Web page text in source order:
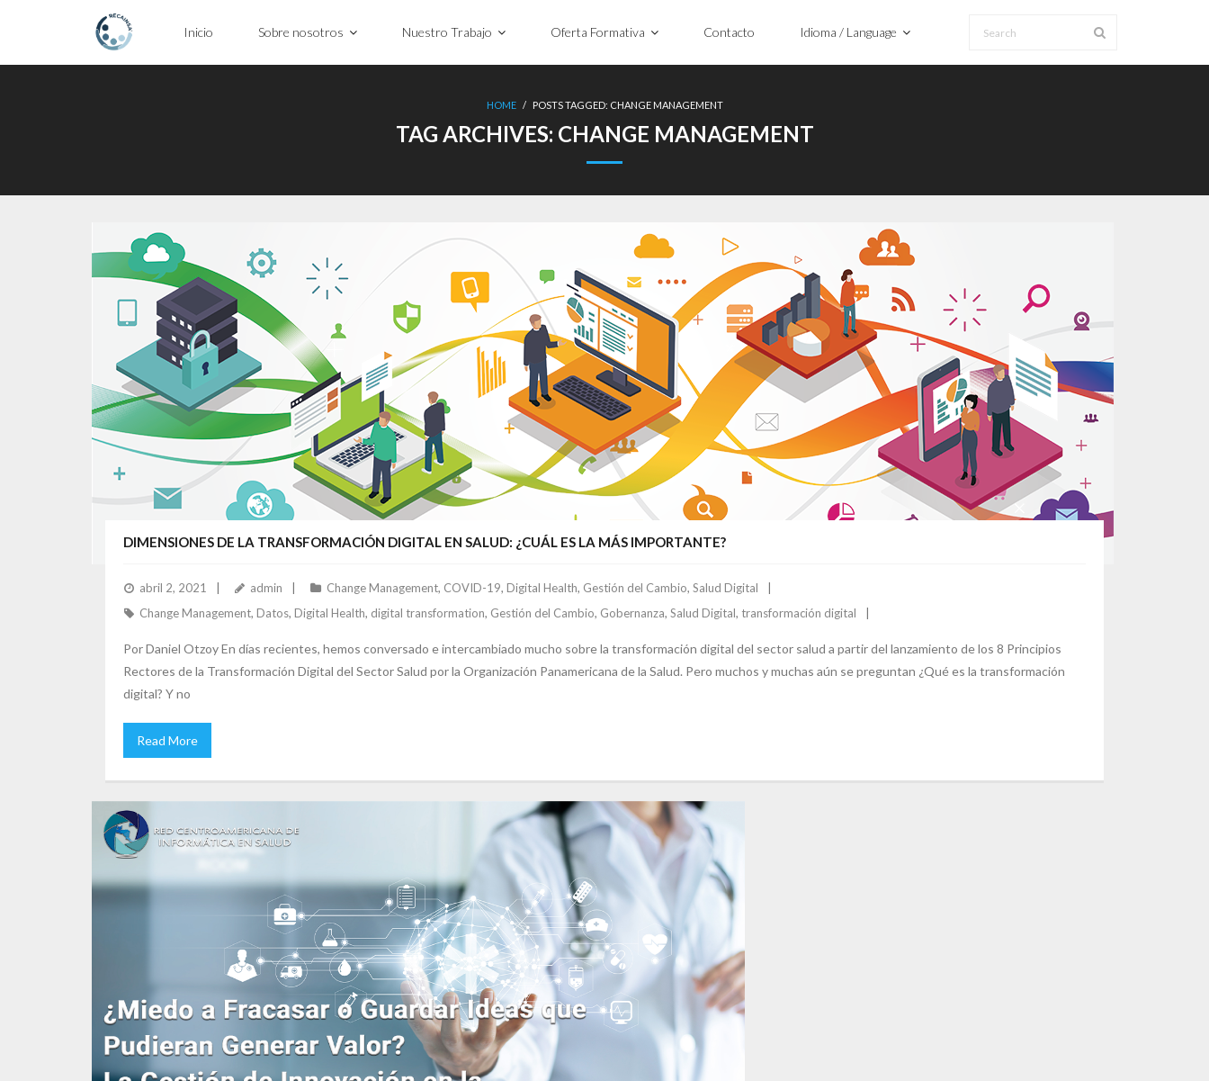
Inicio Sobre nosotros Nuestro Trabajo Oferta Formativa Contacto Idioma / Language
HOME / POSTS TAGGED: CHANGE MANAGEMENT
TAG ARCHIVES: CHANGE MANAGEMENT
DIMENSIONES DE LA TRANSFORMACIÓN DIGITAL EN SALUD: ¿CUÁL ES LA MÁS IMPORTANTE?
abril 2, 2021 admin Change Management, COVID-19, Digital Health, Gestión del Cambio, Salud Digital
Change Management, Datos, Digital Health, digital transformation, Gestión del Cambio, Gobernanza, Salud Digital, transformación digital
Por Daniel Otzoy En días recientes, hemos conversado e intercambiado mucho sobre la transformación digital del sector salud a partir del lanzamiento de los 8 Principios
Rectores de la Transformación Digital del Sector Salud por la Organización Panamericana de la Salud. Pero muchos y muchas aún se preguntan ¿Qué es la transformación
digital? Y no
Read More